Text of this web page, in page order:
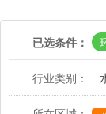
已选条件：
行业类别：